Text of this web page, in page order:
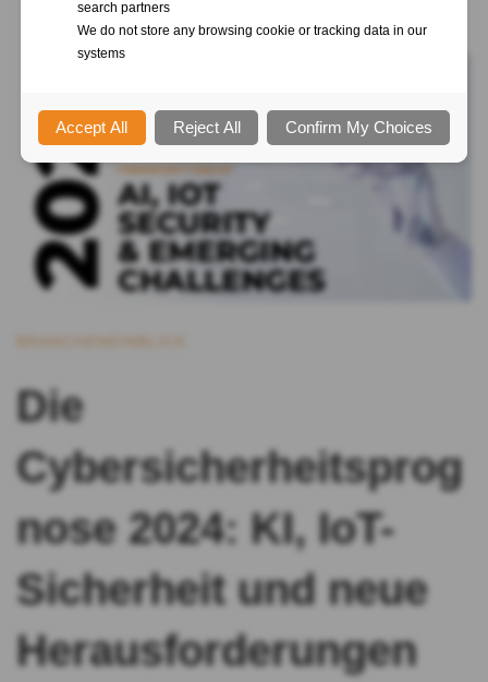
Die
Cybersicherheitsprog
nose 2024: KI, IoT-
Sicherheit und neue
Herausforderungen